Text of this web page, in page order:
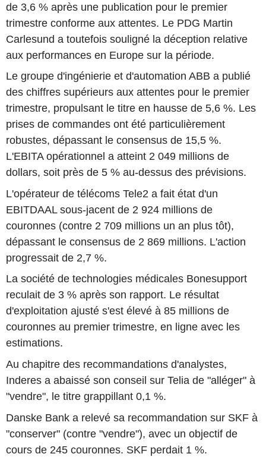
de 3,6 % après une publication pour le premier
trimestre conforme aux attentes. Le PDG Martin
Carlesund a toutefois souligné la déception relative
aux performances en Europe sur la période.
Le groupe d'ingénierie et d'automation ABB a publié
des chiffres supérieurs aux attentes pour le premier
trimestre, propulsant le titre en hausse de 5,6 %. Les
prises de commandes ont été particulièrement
robustes, dépassant le consensus de 15,5 %.
L'EBITA opérationnel a atteint 2 049 millions de
dollars, soit près de 5 % au-dessus des prévisions.
L'opérateur de télécoms Tele2 a fait état d'un
EBITDAAL sous-jacent de 2 924 millions de
couronnes (contre 2 709 millions un an plus tôt),
dépassant le consensus de 2 869 millions. L'action
progressait de 2,7 %.
La société de technologies médicales Bonesupport
reculait de 3 % après son rapport. Le résultat
d'exploitation ajusté s'est élevé à 85 millions de
couronnes au premier trimestre, en ligne avec les
estimations.
Au chapitre des recommandations d'analystes,
Inderes a abaissé son conseil sur Telia de "alléger" à
"vendre", le titre grappillant 0,1 %.
Danske Bank a relevé sa recommandation sur SKF à
"conserver" (contre "vendre"), avec un objectif de
cours de 245 couronnes. SKF perdait 1 %.